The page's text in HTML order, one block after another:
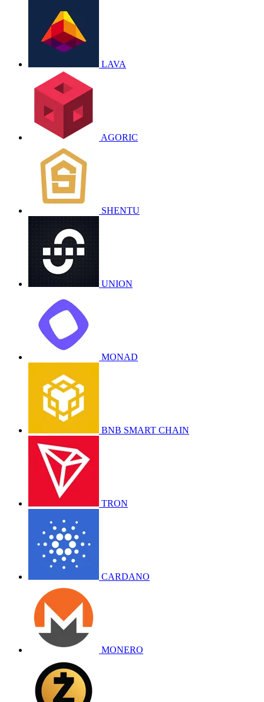
LAVA
AGORIC
SHENTU
UNION
MONAD
BNB SMART CHAIN
TRON
CARDANO
MONERO